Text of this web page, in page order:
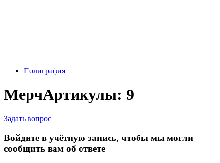
Полиграфия
МерчАртикулы: 9
Задать вопрос
Войдите в учётную запись, чтобы мы могли
сообщить вам об ответе